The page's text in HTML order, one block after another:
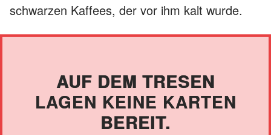
schwarzen Kaffees, der vor ihm kalt wurde.
AUF DEM TRESEN
LAGEN KEINE KARTEN
BEREIT.